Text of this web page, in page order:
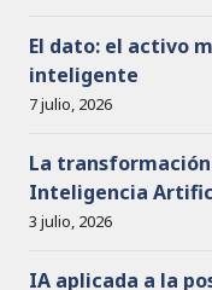
El dato: el activo
inteligente
7 julio, 2026
La
Inteligencia
3 julio, 2026
IA aplicada a la